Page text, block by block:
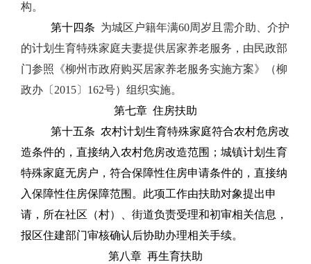
构。
第十四条 为城区户籍年满60周岁且需介助、介护
的计划生育特殊家庭夫妻提供居家养老服务，由民政部
门参照《柳州市政府购买居家养老服务实施方案》（柳
政办〔 2015〕 162号）组织实施。
第七章 住房扶助
第十五条 农村计划生育特殊家庭符合农村危房改
造条件的，直接纳入农村危房改造范围；城镇计划生育
特殊家庭无房户，符合保障性住房申请条件的，直接纳
入保障性住房保障范围。此项工作由扶助对象提出申
请，所在社区（村）、街道负责受理和初审相关信息，
报区住建部门审核确认后协助办理相关手续。
第八章 再生育扶助